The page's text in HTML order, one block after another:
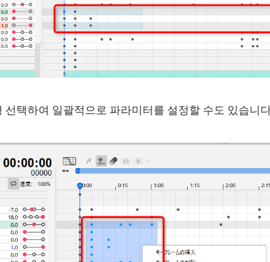
선택하여 일괄적으로 파라미터를 설정할 수도 있습니